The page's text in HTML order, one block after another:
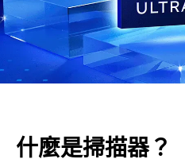
什麼是掃描器？